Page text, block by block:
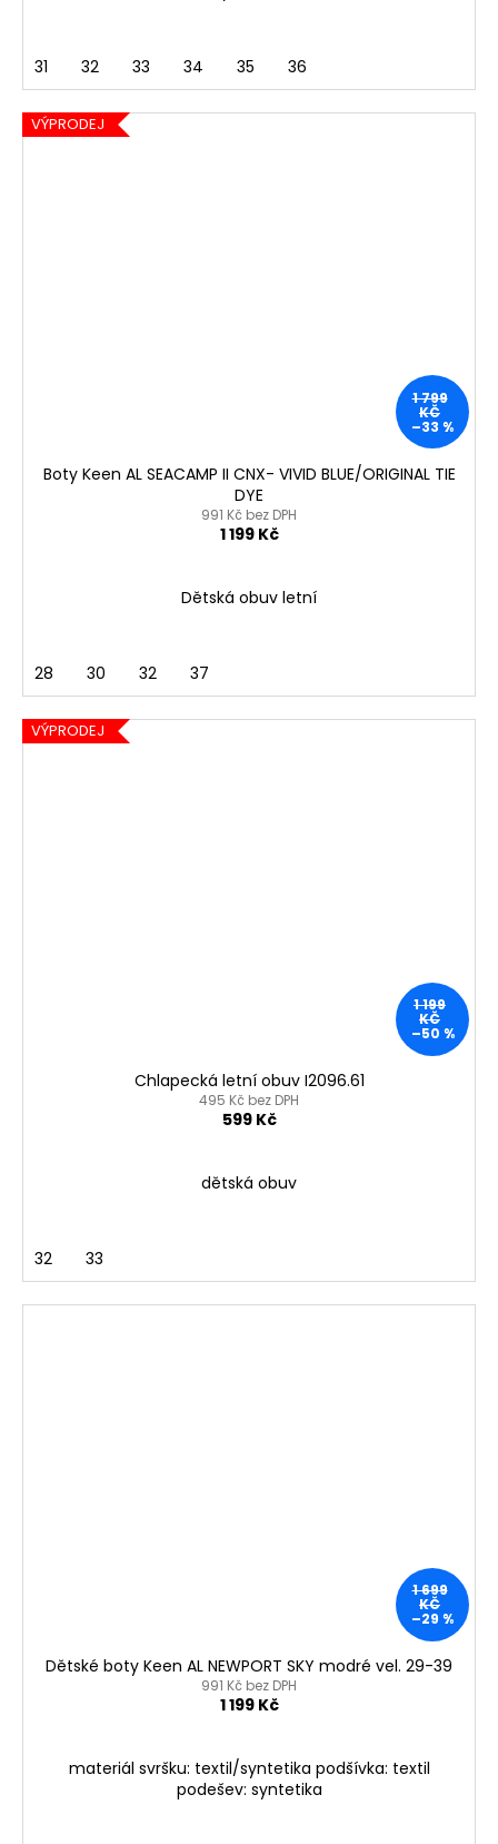
31 32 33 34 35 36
VÝPRODEJ
1 799
KČ
–33 %
Boty Keen AL SEACAMP II CNX- VIVID BLUE/ORIGINAL TIE
DYE
991 Kč bez DPH
1 199 Kč
Dětská obuv letní
28 30 32 37
VÝPRODEJ
1 199
KČ
–50 %
Chlapecká letní obuv I2096.61
495 Kč bez DPH
599 Kč
dětská obuv
32 33
1 699
KČ
–29 %
Dětské boty Keen AL NEWPORT SKY modré vel. 29-39
991 Kč bez DPH
1 199 Kč
materiál svršku: textil/syntetika podšívka: textil
podešev: syntetika